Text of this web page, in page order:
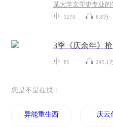
1270 6.8万
3季《庆余年》抢
85 245.1
您是不是在找：
异能重生西门庆 庆云